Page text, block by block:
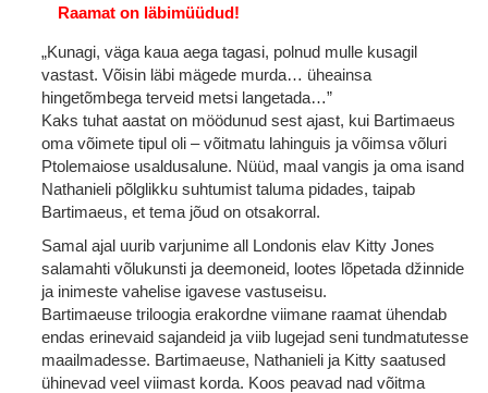
Raamat on läbimüüdud!
„Kunagi, väga kaua aega tagasi, polnud mulle kusagil
vastast. Võisin läbi mägede murda… üheainsa
hingetõmbega terveid metsi langetada…”
Kaks tuhat aastat on möödunud sest ajast, kui Bartimaeus
oma võimete tipul oli – võitmatu lahinguis ja võimsa võluri
Ptolemaiose usaldusalune. Nüüd, maal vangis ja oma isand
Nathanieli põlglikku suhtumist taluma pidades, taipab
Bartimaeus, et tema jõud on otsakorral.
Samal ajal uurib varjunime all Londonis elav Kitty Jones
salamahti võlukunsti ja deemoneid, lootes lõpetada džinnide
ja inimeste vahelise igavese vastuseisu.
Bartimaeuse triloogia erakordne viimane raamat ühendab
endas erinevaid sajandeid ja viib lugejad seni tundmatutesse
maailmadesse. Bartimaeuse, Nathanieli ja Kitty saatused
ühinevad veel viimast korda. Koos peavad nad võitma